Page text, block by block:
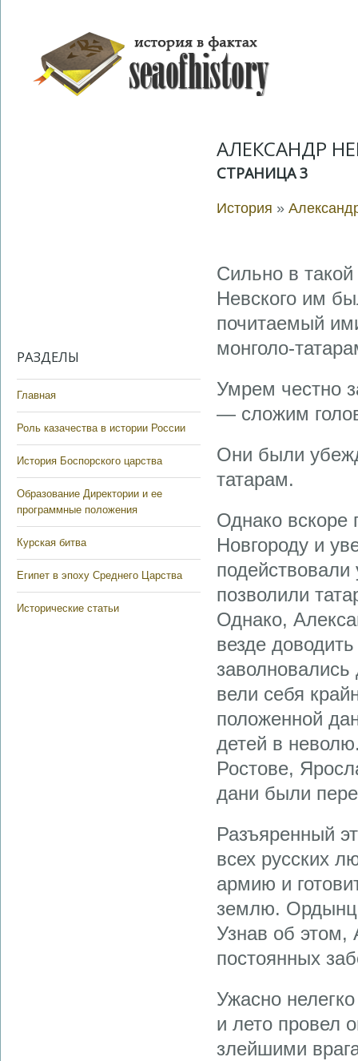
РАЗДЕЛЫ
Главная
Роль казачества в истории России
История Боспорского царства
Образование Директории и ее
программные положения
Курская битва
Египет в эпоху Среднего Царства
Исторические статьи
АЛЕКСАНДР
СТРАНИЦА 3
История »
Сильно в
Невского им
почитаемый
монголо-
Умрем честно
— сложим
Они были
татарам.
Однако вскоре
Новгороду и
позволили
Однако,
везде
заволновались
вели себя
положенной
детей в
Ростове,
дани были
Разъяренный
всех русских
армию и
землю.
Узнав об этом,
постоянных
Ужасно
и лето провел
злейшими